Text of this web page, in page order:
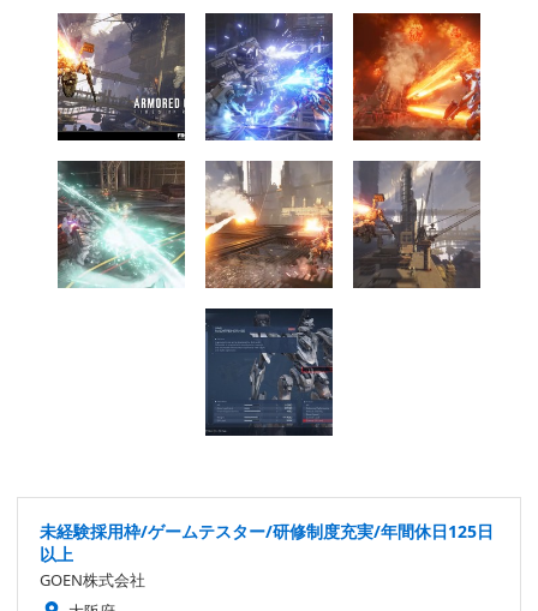
未経験採用枠/ゲームテスター/研修制度充実/年間休日125日
以上
GOEN株式会社